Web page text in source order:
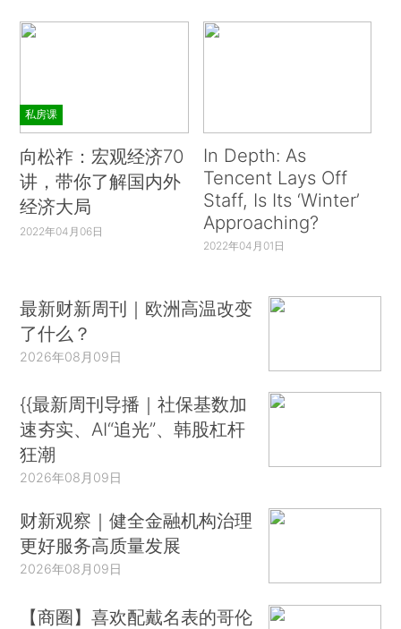
私房课
向松祚：宏观经济70
讲，带你了解国内外
经济大局
2022年04月06日
In Depth: As
Tencent Lays Off
Staff, Is Its ‘Winter’
Approaching?
2022年04月01日
最新财新周刊｜欧洲高温改变
了什么？
2026年08月09日
{{最新周刊导播｜社保基数加
速夯实、AI“追光”、韩股杠杆
狂潮
2026年08月09日
财新观察｜健全金融机构治理
更好服务高质量发展
2026年08月09日
【商圈】喜欢配戴名表的哥伦